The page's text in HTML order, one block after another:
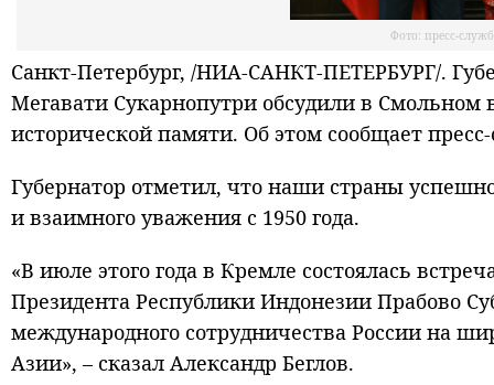
Фото: пресс-
Санкт-Петербург, /НИА-САНКТ-ПЕТЕРБУРГ/.
Мегавати Сукарнопутри обсудили в Смольном
исторической памяти. Об этом сообщает
Губернатор отметил, что наши страны
и взаимного уважения с 1950 года.
«В июле этого года в Кремле состоялась
Президента Республики Индонезии Прабово
международного сотрудничества России на
Азии», – сказал Александр Беглов.